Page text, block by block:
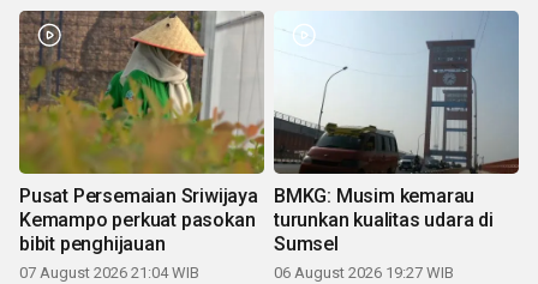
Pusat Persemaian Sriwijaya
Kemampo perkuat pasokan
bibit penghijauan
07 August 2026 21:04 WIB
BMKG: Musim kemarau
turunkan kualitas udara di
Sumsel
06 August 2026 19:27 WIB